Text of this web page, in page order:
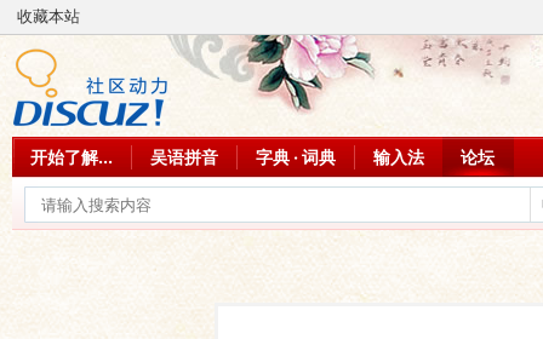
收藏本站
开始了解... 吴语拼音 字典 · 词典 输入法 论坛